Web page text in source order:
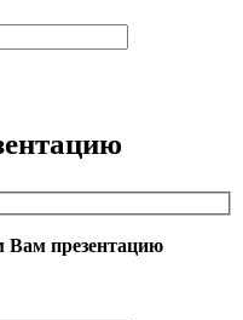
Вам презентацию